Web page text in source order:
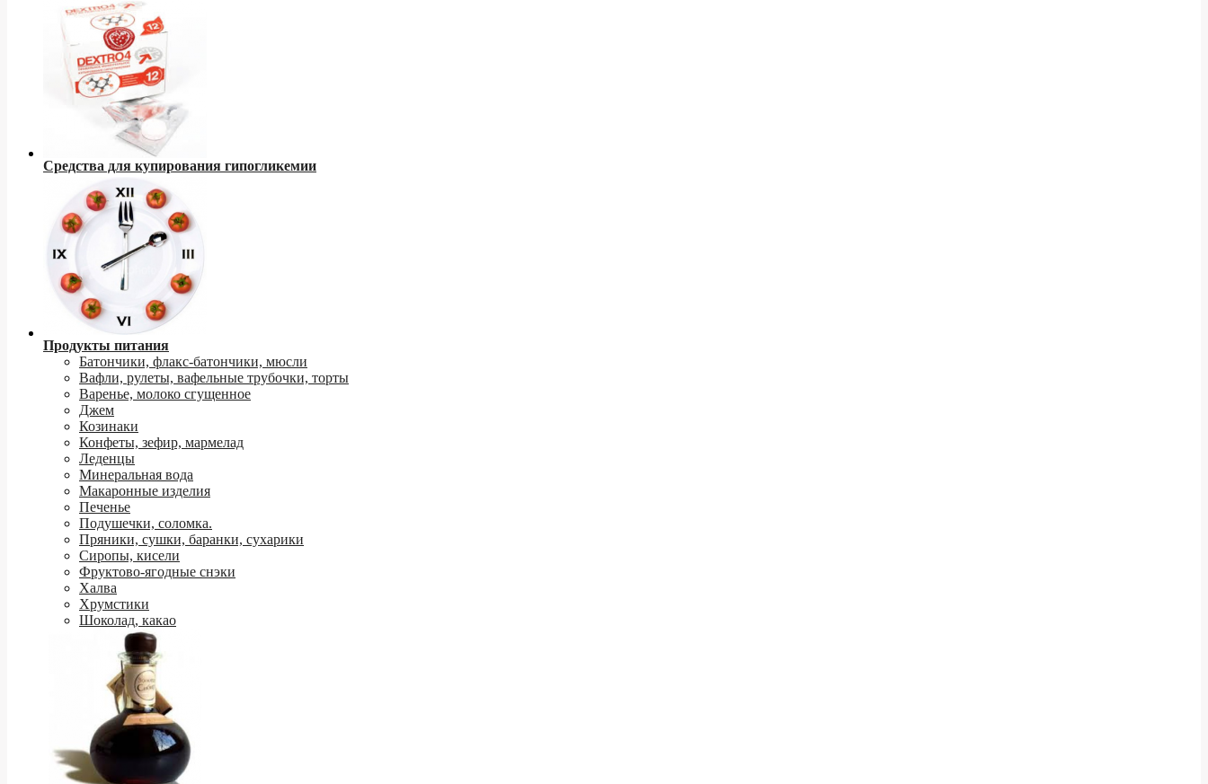
Средства для купирования гипогликемии
Продукты питания
Батончики, флакс-батончики, мюсли
Вафли, рулеты, вафельные трубочки, торты
Варенье, молоко сгущенное
Джем
Козинаки
Конфеты, зефир, мармелад
Леденцы
Минеральная вода
Макаронные изделия
Печенье
Подушечки, соломка.
Пряники, сушки, баранки, сухарики
Сиропы, кисели
Фруктово-ягодные снэки
Халва
Хрумстики
Шоколад, какао